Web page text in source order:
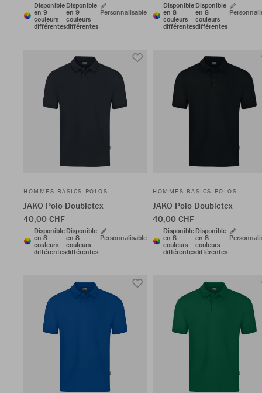
Disponible
en 9
couleurs
différentes
Disponible
en 9
couleurs
différentes
Personnalisable
Disponible
en 8
couleurs
différentes
Disponible
en 8
couleurs
différentes
HOMMES BASICS POLOS
JAKO Polo Doubletex
40,00 CHF
Disponible
en 8
couleurs
différentes
Disponible
en 8
couleurs
différentes
Personnalisable
HOMMES BASICS POLOS
JAKO Polo Doubletex
40,00 CHF
Disponible
en 8
couleurs
différentes
Disponible
en 8
couleurs
différentes